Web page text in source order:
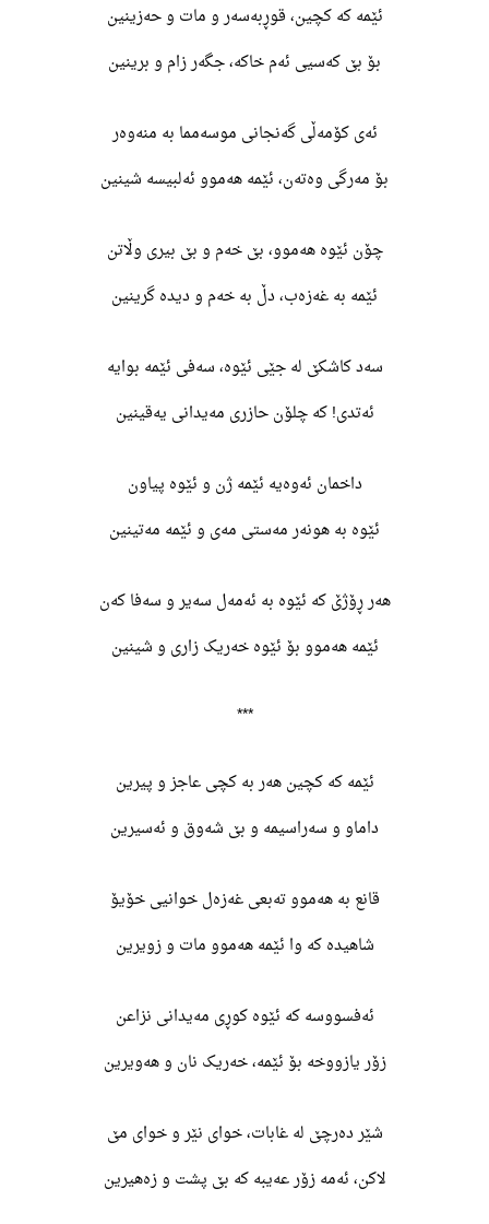
ئێمە کە کچین، قوڕبەسەر و مات و حەزینین
بۆ بێ کەسیی ئەم خاکە، جگەر زام و برینین
ئەی کۆمەڵی گەنجانی موسەمما بە منەوەر
بۆ مەرگی وەتەن، ئێمە هەموو ئەلبیسە شینین
چۆن ئێوە هەموو، بێ خەم و بێ بیری وڵاتن
ئێمە بە غەزەب، دڵ بە خەم و دیدە گرینین
سەد کاشکێ لە جێی ئێوە، سەفی ئێمە بوایە
ئەتدی! کە چلۆن حازری مەیدانی یەقینین
داخمان ئەوەیە ئێمە ژن و ئێوە پیاون
ئێوە بە هونەر مەستی مەی و ئێمە مەتینین
هەر ڕۆژێ کە ئێوە بە ئەمەل سەیر و سەفا کەن
ئێمە هەموو بۆ ئێوە خەریک زاری و شینین
***
ئێمە کە کچین هەر بە کچی عاجز و پیرین
داماو و سەراسیمە و بێ شەوق و ئەسیرین
قانع بە هەموو تەبعی غەزەل خوانیی خۆیۆ
شاهیدە کە وا ئێمە هەموو مات و زویرین
ئەفسووسە کە ئێوە کوڕی مەیدانی نزاعن
زۆر یازووخە بۆ ئێمە، خەریک نان و هەویرین
شێر دەرچێ لە غابات، خوای نێر و خوای مێ
لاکن، ئەمە زۆر عەیبە کە بێ پشت و زەهیرین